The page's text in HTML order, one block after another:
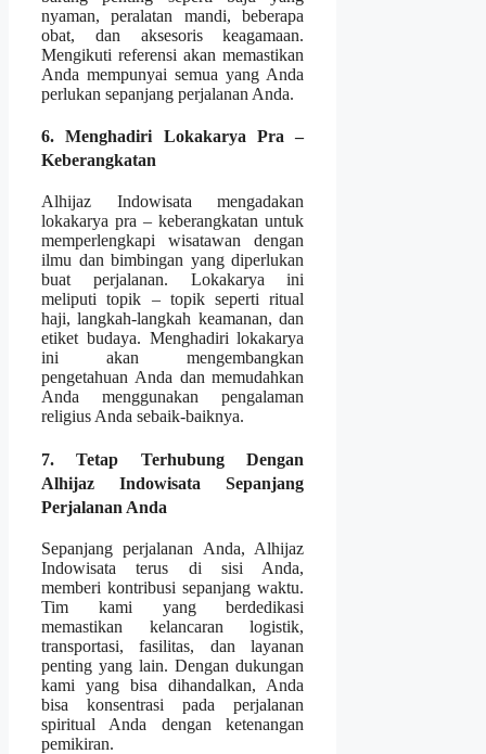
nyaman, peralatan mandi, beberapa
obat, dan aksesoris keagamaan.
Mengikuti referensi akan memastikan
Anda mempunyai semua yang Anda
perlukan sepanjang perjalanan Anda.
6. Menghadiri Lokakarya Pra –
Keberangkatan
Alhijaz Indowisata mengadakan
lokakarya pra – keberangkatan untuk
memperlengkapi wisatawan dengan
ilmu dan bimbingan yang diperlukan
buat perjalanan. Lokakarya ini
meliputi topik – topik seperti ritual
haji, langkah-langkah keamanan, dan
etiket budaya. Menghadiri lokakarya
ini akan mengembangkan
pengetahuan Anda dan memudahkan
Anda menggunakan pengalaman
religius Anda sebaik-baiknya.
7. Tetap Terhubung Dengan
Alhijaz Indowisata Sepanjang
Perjalanan Anda
Sepanjang perjalanan Anda, Alhijaz
Indowisata terus di sisi Anda,
memberi kontribusi sepanjang waktu.
Tim kami yang berdedikasi
memastikan kelancaran logistik,
transportasi, fasilitas, dan layanan
penting yang lain. Dengan dukungan
kami yang bisa dihandalkan, Anda
bisa konsentrasi pada perjalanan
spiritual Anda dengan ketenangan
pemikiran.